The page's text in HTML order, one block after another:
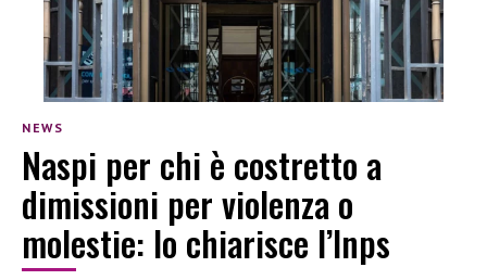
NEWS
Naspi per chi è costretto a
dimissioni per violenza o
molestie: lo chiarisce l’Inps